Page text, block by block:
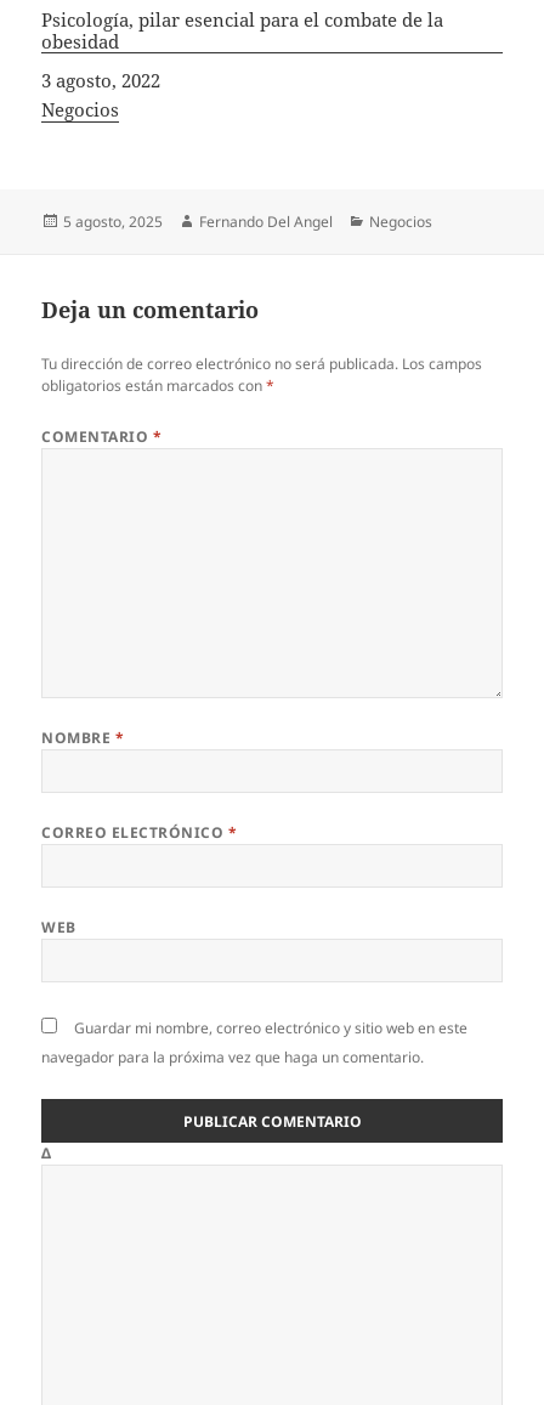
Psicología, pilar esencial para el combate de la
obesidad
Fecha
3 agosto, 2022
In relation to
Negocios
Publicado
5 agosto, 2025 Autor
Fernando Del Angel Categorías
Negocios
Deja un comentario
Tu dirección de correo electrónico no será publicada. Los campos
obligatorios están marcados con*
COMENTARIO *
NOMBRE *
CORREO ELECTRÓNICO *
WEB
Guardar mi nombre, correo electrónico y sitio web en este
navegador para la próxima vez que haga un comentario.
Δ